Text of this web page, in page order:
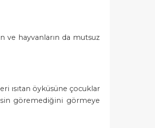
ve hayvanların da mutsuz
ısıtan öyküsüne çocuklar
göremediğini görmeye